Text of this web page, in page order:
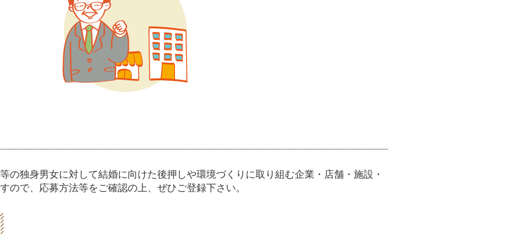
の独身男女に対して結婚に向けた後押しや環境づくりに取り組む企業・店舗・施設・
ので、応募方法等をご確認の上、ぜひご登録下さい。